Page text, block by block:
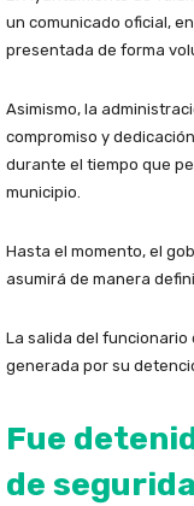
un comunicado oficial,
presentada de forma
Asimismo, la
compromiso y
durante el tiempo que
municipio.
Hasta el momento, el
asumirá de manera
La salida del funcionario
generada por su
Fue
de